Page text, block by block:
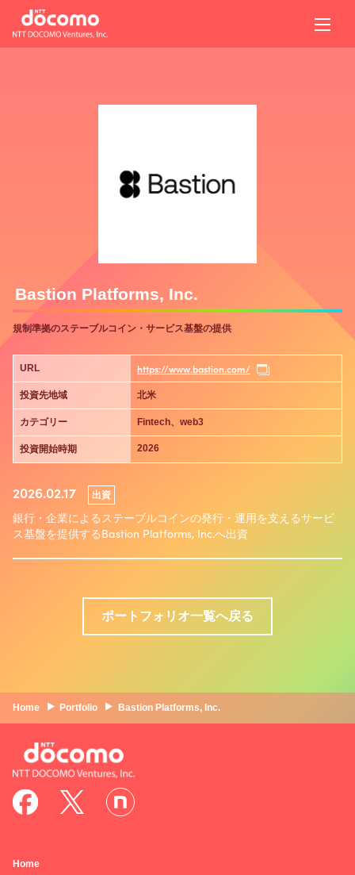
Bastion Platforms, Inc.
規制準拠のステーブルコイン・サービス基盤の提供
URL https://www.bastion.com/
投資先地域 北米
カテゴリー Fintech、web3
投資開始時期 2026
2026.02.17 出資
銀行・企業によるステーブルコインの発行・運用を支えるサービ
ス基盤を提供するBastion Platforms, Inc.へ出資
ポートフォリオ一覧へ戻る
Home Portfolio Bastion Platforms, Inc.
Home